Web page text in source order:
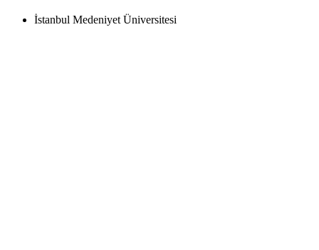
İstanbul Medeniyet Üniversitesi